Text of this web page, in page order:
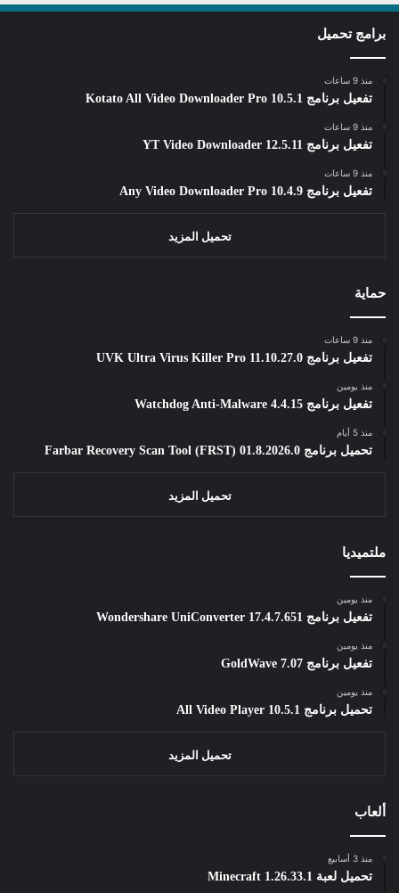
برامج تحميل
منذ 9 ساعات
تفعيل برنامج Kotato All Video Downloader Pro 10.5.1
منذ 9 ساعات
تفعيل برنامج YT Video Downloader 12.5.11
منذ 9 ساعات
تفعيل برنامج Any Video Downloader Pro 10.4.9
تحميل المزيد
حماية
منذ 9 ساعات
تفعيل برنامج UVK Ultra Virus Killer Pro 11.10.27.0
منذ يومين
تفعيل برنامج Watchdog Anti-Malware 4.4.15
منذ 5 أيام
تحميل برنامج Farbar Recovery Scan Tool (FRST) 01.8.2026.0
تحميل المزيد
ملتميديا
منذ يومين
تفعيل برنامج Wondershare UniConverter 17.4.7.651
منذ يومين
تفعيل برنامج GoldWave 7.07
منذ يومين
تحميل برنامج All Video Player 10.5.1
تحميل المزيد
ألعاب
منذ 3 أسابيع
تحميل لعبة Minecraft 1.26.33.1